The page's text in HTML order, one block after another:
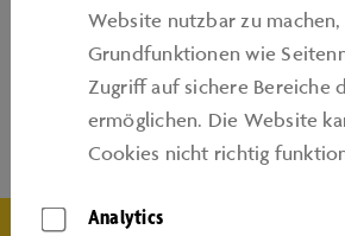
INFO UND
BUCHUNG
Website nutzbar zu
Grundfunktionen wie
Zugriﬀ auf sichere Bereiche
ermöglichen. Die Website
Cookies nicht richtig
Analytics